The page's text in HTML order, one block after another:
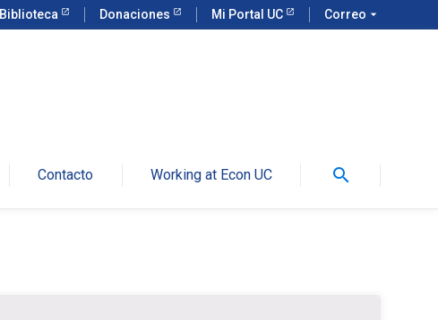
Biblioteca Donaciones Mi Portal UC Correo arrow_drop_down
Contacto Working at Econ UC search